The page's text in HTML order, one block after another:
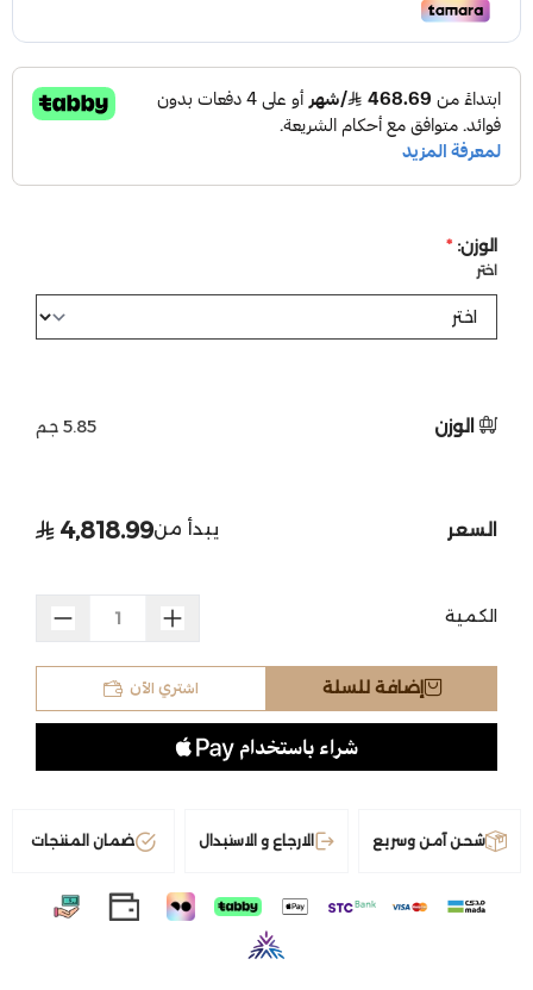
الوزن: *
اختر
الوزن 5.85 جم
السعر يبدأ من4,818.99
الكمية
إضافة للسلة اشتري الآن
شحن آمن وسريع الارجاع و الاستبدال ضمان المنتجات